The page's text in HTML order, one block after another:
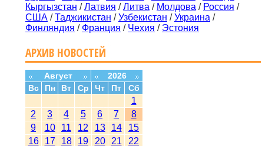
Кыргызстан /Латвия /Литва / Молдова / Россия /
США /Таджикистан /Узбекистан /Украина /
Финляндия / Франция / Чехия / Эстония
АРХИВ НОВОСТЕЙ
Август
2026
Вс
Пн Вт Ср Чт Пт Сб
1
2
3 4 5 6 7
8
9
10 11 12 13 14
15
16
17 18 19 20 21
22